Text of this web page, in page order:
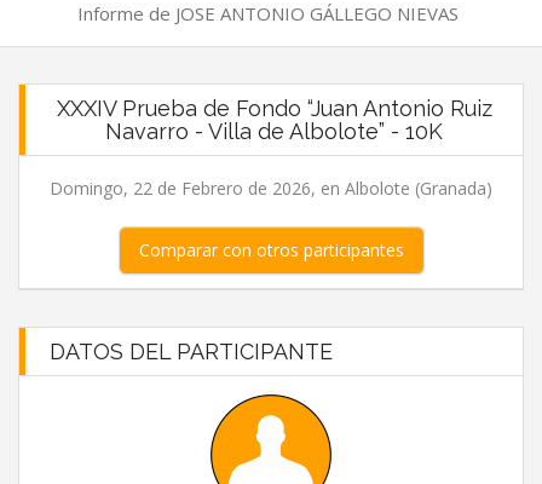
Informe de JOSE ANTONIO GÁLLEGO NIEVAS
XXXIV Prueba de Fondo “Juan Antonio Ruiz
Navarro - Villa de Albolote” - 10K
Domingo, 22 de Febrero de 2026, en Albolote (Granada)
Comparar con otros participantes
DATOS DEL PARTICIPANTE